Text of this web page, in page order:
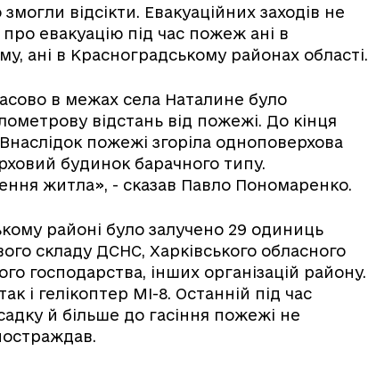
відсікти. Евакуаційних заходів не
евакуацію під час пожеж ані в
ані в Красноградському районах області.
в межах села Наталине було
відстань від пожежі. До кінця
пожежі згоріла одноповерхова
будинок барачного типу.
житла», - сказав Павло Пономаренко.
районі було залучено 29 одиниць
складу ДСНС, Харківського обласного
господарства, інших організацій району.
і гелікоптер МІ-8. Останній під час
й більше до гасіння пожежі не